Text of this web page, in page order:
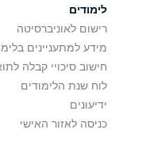
לימודים
רישום לאוניברסיטה
מידע למתעניינים
חישוב סיכויי קבלה
לוח שנת הלימודים
ידיעונים
כניסה לאזור האישי